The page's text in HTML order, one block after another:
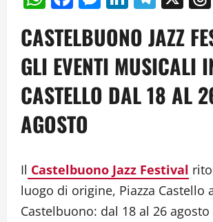
CASTELBUONO JAZZ
GLI EVENTI MUSICALI
CASTELLO DAL 18 AL
AGOSTO
Il Castelbuono Jazz Festival
luogo di origine, Piazza Castello
Castelbuono: dal 18 al 26